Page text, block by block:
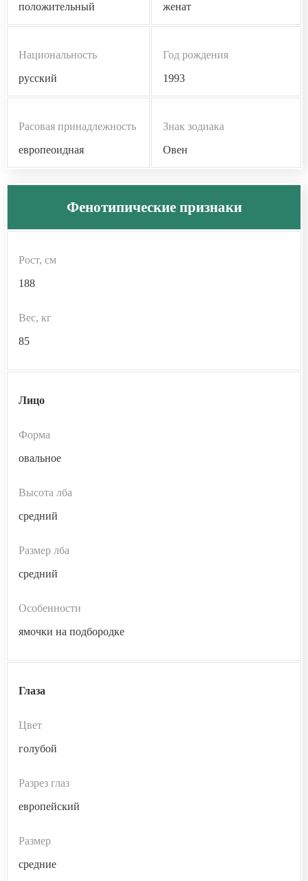
положительный
женат
Национальность
русский
Год рождения
1993
Расовая принадлежность
европеоидная
Знак зодиака
Овен
Фенотипические признаки
Рост, см
188
Вес, кг
85
Лицо
Форма
овальное
Высота лба
средний
Размер лба
средний
Особенности
ямочки на подбородке
Глаза
Цвет
голубой
Разрез глаз
европейский
Размер
средние